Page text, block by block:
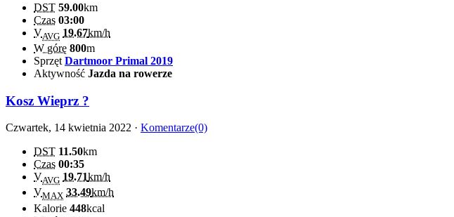
DST 59.00km
Czas 03:00
VAVG 19.67km/h
W górę 800m
Sprzęt Dartmoor Primal 2019
Aktywność Jazda na rowerze
Kosz Wieprz ?
Czwartek, 14 kwietnia 2022 · Komentarze(0)
DST 11.50km
Czas 00:35
VAVG 19.71km/h
VMAX 33.49km/h
Kalorie 448kcal